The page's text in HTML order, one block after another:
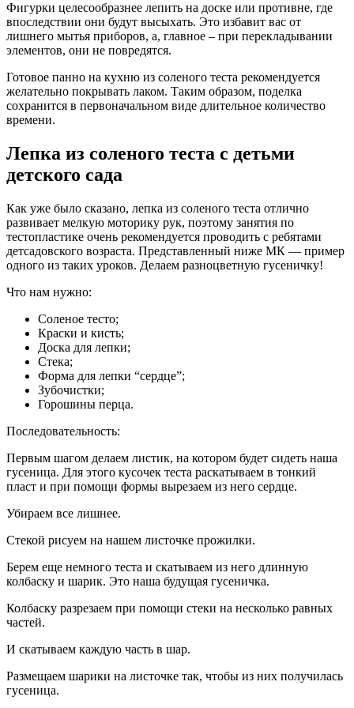
Фигурки целесообразнее лепить на доске или противне, где
впоследствии они будут высыхать. Это избавит вас от
лишнего мытья приборов, а, главное – при перекладывании
элементов, они не повредятся.
Готовое панно на кухню из соленого теста рекомендуется
желательно покрывать лаком. Таким образом, поделка
сохранится в первоначальном виде длительное количество
времени.
Лепка из соленого теста с детьми
детского сада
Как уже было сказано, лепка из соленого теста отлично
развивает мелкую моторику рук, поэтому занятия по
тестопластике очень рекомендуется проводить с ребятами
детсадовского возраста. Представленный ниже МК — пример
одного из таких уроков. Делаем разноцветную гусеничку!
Что нам нужно:
Соленое тесто;
Краски и кисть;
Доска для лепки;
Стека;
Форма для лепки “сердце”;
Зубочистки;
Горошины перца.
Последовательность:
Первым шагом делаем листик, на котором будет сидеть наша
гусеница. Для этого кусочек теста раскатываем в тонкий
пласт и при помощи формы вырезаем из него сердце.
Убираем все лишнее.
Стекой рисуем на нашем листочке прожилки.
Берем еще немного теста и скатываем из него длинную
колбаску и шарик. Это наша будущая гусеничка.
Колбаску разрезаем при помощи стеки на несколько равных
частей.
И скатываем каждую часть в шар.
Размещаем шарики на листочке так, чтобы из них получилась
гусеница.